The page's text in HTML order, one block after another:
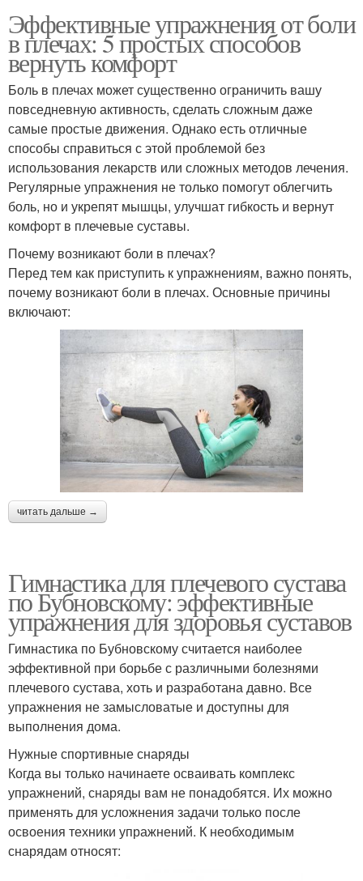
Эффективные упражнения от боли
в плечах: 5 простых способов
вернуть комфорт
Боль в плечах может существенно ограничить вашу
повседневную активность, сделать сложным даже
самые простые движения. Однако есть отличные
способы справиться с этой проблемой без
использования лекарств или сложных методов лечения.
Регулярные упражнения не только помогут облегчить
боль, но и укрепят мышцы, улучшат гибкость и вернут
комфорт в плечевые суставы.
Почему возникают боли в плечах?
Перед тем как приступить к упражнениям, важно понять,
почему возникают боли в плечах. Основные причины
включают:
читать дальше →
Гимнастика для плечевого сустава
по Бубновскому: эффективные
упражнения для здоровья суставов
Гимнастика по Бубновскому считается наиболее
эффективной при борьбе с различными болезнями
плечевого сустава, хоть и разработана давно. Все
упражнения не замысловатые и доступны для
выполнения дома.
Нужные спортивные снаряды
Когда вы только начинаете осваивать комплекс
упражнений, снаряды вам не понадобятся. Их можно
применять для усложнения задачи только после
освоения техники упражнений. К необходимым
снарядам относят: